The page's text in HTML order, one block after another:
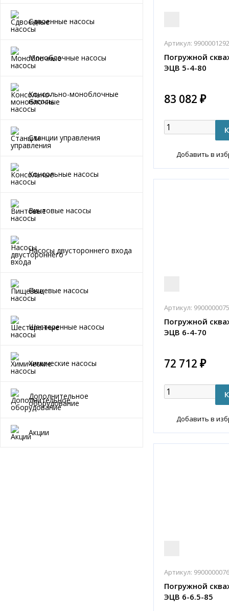
Сдвоенные насосы
Моноблочные насосы
Консольно-моноблочные
насосы
Станции управления
Консольные насосы
Винтовые насосы
Насосы двустороннего входа
Пищевые насосы
Шестеренные насосы
Химические насосы
Дополнительное
оборудование
Акции
Артикул:
Погружной
ЭЦВ 5-4-80
83 082 ₽
Добавить в
Артикул:
Погружной
ЭЦВ 6-4-70
72 712 ₽
Добавить в
Артикул:
Погружной
ЭЦВ 6-6.5-85